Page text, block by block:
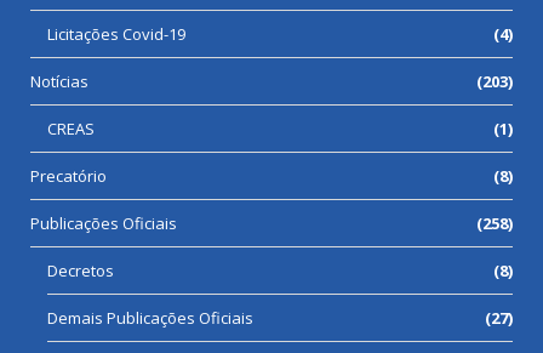
Licitações Covid-19 (4)
Notícias (203)
CREAS (1)
Precatório (8)
Publicações Oficiais (258)
Decretos (8)
Demais Publicações Oficiais (27)